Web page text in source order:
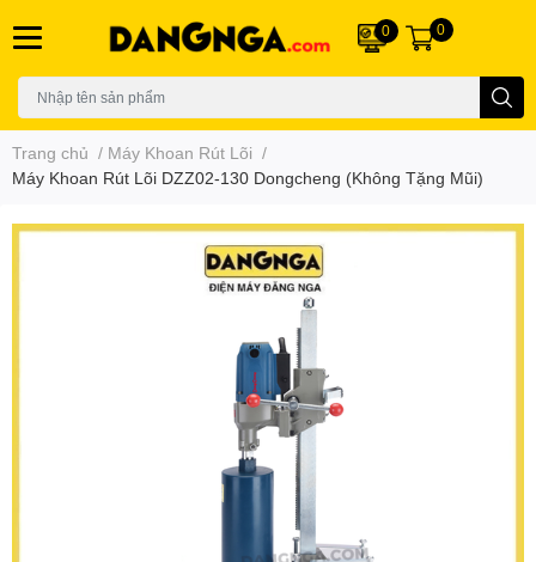
0 0
Trang chủ / Máy Khoan Rút Lõi /
Máy Khoan Rút Lõi DZZ02-130 Dongcheng (Không Tặng Mũi)